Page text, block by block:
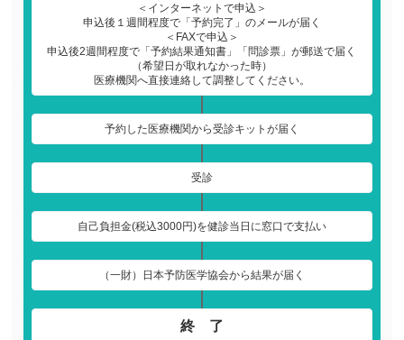
＜インターネットで申込＞
申込後１週間程度で「予約完了」のメールが届く
＜FAXで申込＞
申込後2週間程度で「予約結果通知書」「問診票」が郵送で届く
（希望日が取れなかった時）
医療機関へ直接連絡して調整してください。
予約した医療機関から受診キットが届く
受診
自己負担金(税込3000円)を健診当日に窓口で支払い
（一財）日本予防医学協会から結果が届く
終 了